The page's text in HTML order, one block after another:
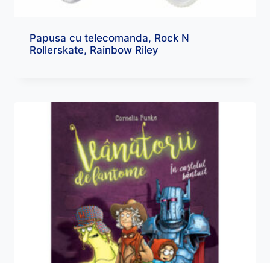
Papusa cu telecomanda, Rock N
Rollerskate, Rainbow Riley